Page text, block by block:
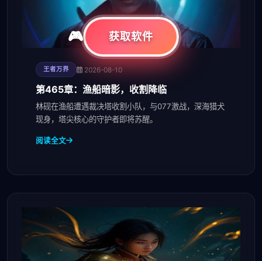
王者万界 2026-08-10
第465章：渔船暗影，收割降临
林砚在渔船遭遇裁决塔收割小队，与077激战，深海猎犬
现身，塔尖核心的守护者即将苏醒。
阅读全文
获取软件